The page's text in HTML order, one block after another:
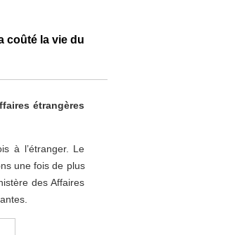
coûté la vie du
étrangères
à l’étranger. Le
une fois de plus
des Affaires